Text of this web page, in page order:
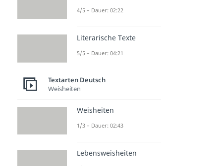
4/5 – Dauer: 02:22
Literarische Texte
5/5 – Dauer: 04:21
Textarten Deutsch
Weisheiten
Weisheiten
1/3 – Dauer: 02:43
Lebensweisheiten